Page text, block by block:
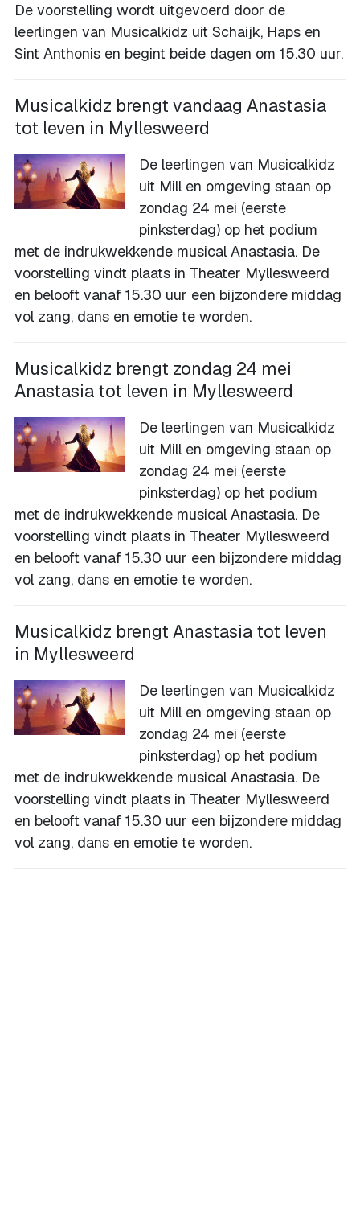
De voorstelling wordt uitgevoerd door de
leerlingen van Musicalkidz uit Schaijk, Haps en
Sint Anthonis en begint beide dagen om 15.30 uur.
Musicalkidz brengt vandaag Anastasia
tot leven in Myllesweerd
De leerlingen van Musicalkidz
uit Mill en omgeving staan op
zondag 24 mei (eerste
pinksterdag) op het podium
met de indrukwekkende musical Anastasia. De
voorstelling vindt plaats in Theater Myllesweerd
en belooft vanaf 15.30 uur een bijzondere middag
vol zang, dans en emotie te worden.
Musicalkidz brengt zondag 24 mei
Anastasia tot leven in Myllesweerd
De leerlingen van Musicalkidz
uit Mill en omgeving staan op
zondag 24 mei (eerste
pinksterdag) op het podium
met de indrukwekkende musical Anastasia. De
voorstelling vindt plaats in Theater Myllesweerd
en belooft vanaf 15.30 uur een bijzondere middag
vol zang, dans en emotie te worden.
Musicalkidz brengt Anastasia tot leven
in Myllesweerd
De leerlingen van Musicalkidz
uit Mill en omgeving staan op
zondag 24 mei (eerste
pinksterdag) op het podium
met de indrukwekkende musical Anastasia. De
voorstelling vindt plaats in Theater Myllesweerd
en belooft vanaf 15.30 uur een bijzondere middag
vol zang, dans en emotie te worden.